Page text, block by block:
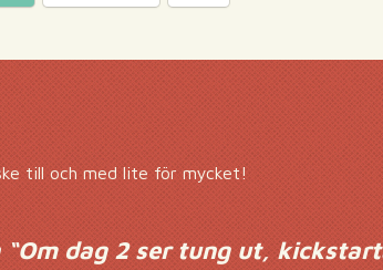
till och med lite för mycket!
Om dag 2 ser tung ut,